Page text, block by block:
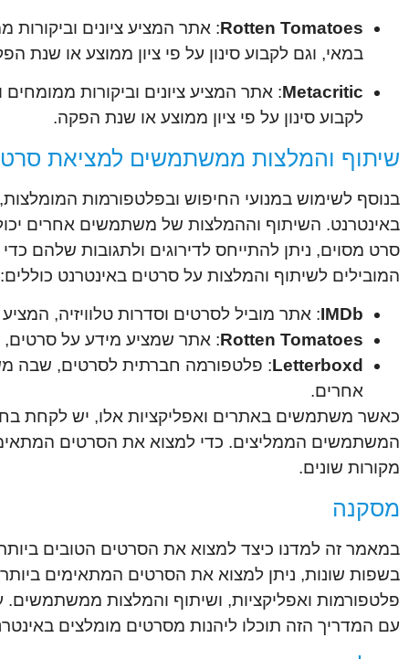
Rotten Tomatoes: אתר המציע ציונים
במאי, וגם לקבוע סינון על פי ציון ממוצע או שנת
Metacritic: אתר המציע ציונים וביקורות
לקבוע סינון על פי ציון ממוצע או שנת הפקה.
שיתוף והמלצות ממשתמשים למציאת
בנוסף לשימוש במנועי החיפוש ובפלטפורמות
באינטרנט. השיתוף וההמלצות של משתמשים אחרים
סרט מסוים, ניתן להתייחס לדירוגים ולתגובות שלהם
המובילים לשיתוף והמלצות על סרטים באינטרנט כוללים:
IMDb: אתר מוביל לסרטים וסדרות טלוויזיה,
Rotten Tomatoes: אתר שמציע מידע על סרטים,
Letterboxd: פלטפורמה חברתית לסרטים, שבה
אחרים.
כאשר משתמשים באתרים ואפליקציות אלו, יש לקחת
המשתמשים הממליצים. כדי למצוא את הסרטים
מקורות שונים.
מסקנה
במאמר זה למדנו כיצד למצוא את הסרטים הטובים
בשפות שונות, ניתן למצוא את הסרטים המתאימים
פלטפורמות ואפליקציות, ושיתוף והמלצות ממשתמשים.
עם המדריך הזה תוכלו ליהנות מסרטים מומלצים